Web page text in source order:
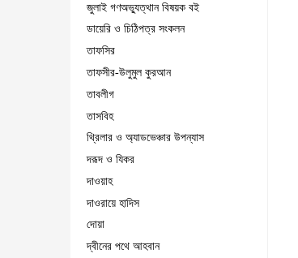
জুলাই গণঅভ্যুত্থান বিষয়ক বই
ডায়েরি ও চিঠিপত্র সংকলন
তাফসির
তাফসীর-উলুমুল কুরআন
তাবলীগ
তাসবিহ
থ্রিলার ও অ্যাডভেঞ্চার উপন্যাস
দরূদ ও যিকর
দাওয়াহ
দাওরায়ে হাদিস
দোয়া
দ্বীনের পথে আহবান